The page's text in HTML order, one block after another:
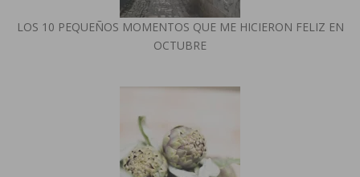
LOS 10 PEQUEÑOS MOMENTOS QUE ME HICIERON FELIZ EN
OCTUBRE